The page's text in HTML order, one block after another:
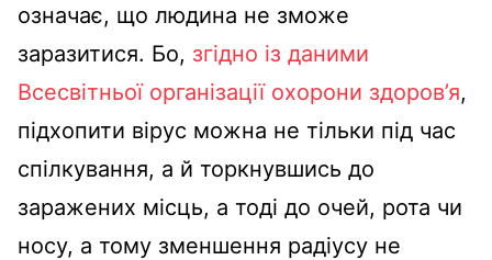
означає, що людина не зможе
заразитися. Бо, згідно із даними
Всесвітньої організації охорони здоров’я,
підхопити вірус можна не тільки під час
спілкування, а й торкнувшись до
заражених місць, а тоді до очей, рота чи
носу, а тому зменшення радіусу не